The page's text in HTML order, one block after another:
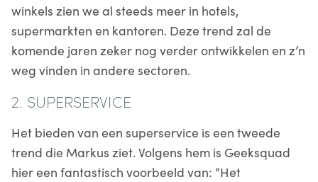
winkels zien we al steeds meer in hotels,
supermarkten en kantoren. Deze trend zal de
komende jaren zeker nog verder ontwikkelen en z’n
weg vinden in andere sectoren.
2. SUPERSERVICE
Het bieden van een superservice is een tweede
trend die Markus ziet. Volgens hem is Geeksquad
hier een fantastisch voorbeeld van: “Het